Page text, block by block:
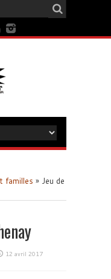
familles » Jeu de
12 avril 2017